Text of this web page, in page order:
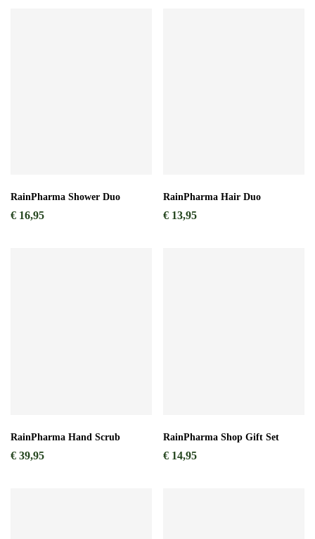
RainPharma Shower Duo
€ 16,95
RainPharma Hair Duo
€ 13,95
RainPharma Hand Scrub
€ 39,95
RainPharma Shop Gift Set
€ 14,95